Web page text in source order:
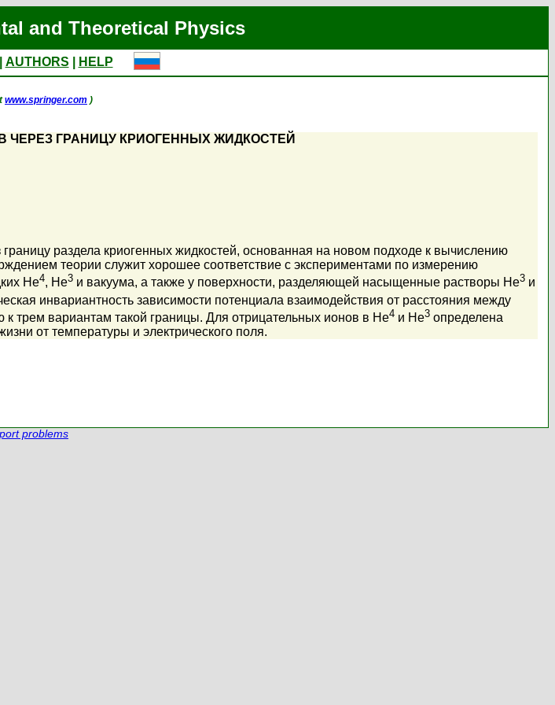
and Theoretical Physics
AUTHORS
HELP
www.springer.com )
ГРАНИЦУ КРИОГЕННЫХ ЖИДКОСТЕЙ
раздела криогенных жидкостей, основанная на новом подходе к вычислению
теории служит хорошее соответствие с экспериментами по измерению
He4, He3 и вакуума, а также у поверхности, разделяющей насыщенные растворы He3 и
инвариантность зависимости потенциала взаимодействия от расстояния между
трем вариантам такой границы. Для отрицательных ионов в He4 и He3 определена
от температуры и электрического поля.
problems